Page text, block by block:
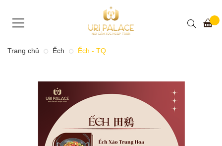
Trang chủ Ếch Ếch - TQ